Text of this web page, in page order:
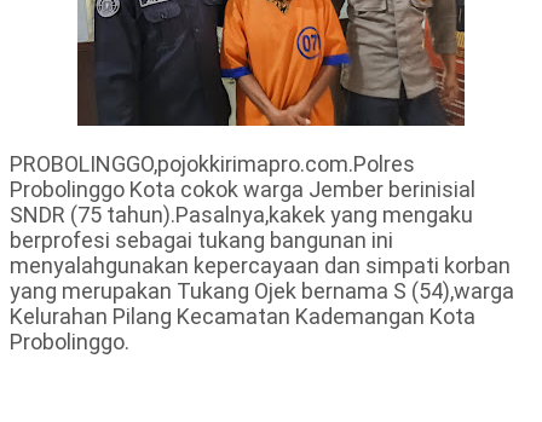
Healing-Healing Ke-Malang Batu Jangan Lupa Mampir Ke-
Waroeng Tani Dau Malang,Dijamin Ketagihan,Ini Sebabnya
PROBOLINGGO,pojokkirimapro.com.Polres
Probolinggo Kota cokok warga Jember berinisial
SNDR (75 tahun).Pasalnya,kakek yang mengaku
berprofesi sebagai tukang bangunan ini
menyalahgunakan kepercayaan dan simpati korban
yang merupakan Tukang Ojek bernama S (54),warga
Kelurahan Pilang Kecamatan Kademangan Kota
Probolinggo.